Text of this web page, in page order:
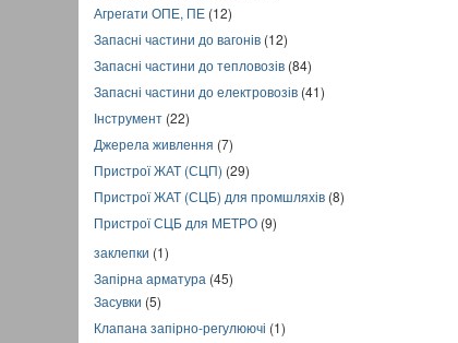
Агрегати ОПЕ, ПЕ (12)
Запасні частини до вагонів (12)
Запасні частини до тепловозів (84)
Запасні частини до електровозів (41)
Інструмент (22)
Джерела живлення (7)
Пристрої ЖАТ (СЦП) (29)
Пристрої ЖАТ (СЦБ) для промшляхів (8)
Пристрої СЦБ для МЕТРО (9)
заклепки (1)
Запірна арматура (45)
Засувки (5)
Клапана запірно-регулюючі (1)